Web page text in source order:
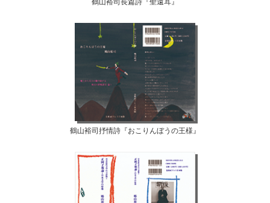
鶴山裕司抒情詩『おこりんぼうの王様』